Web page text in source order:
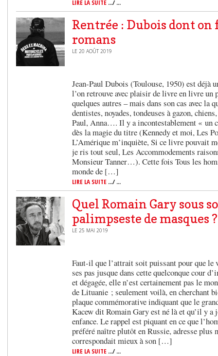
LIRE LA SUITE .../ ...
Rentrée : Dubois dont on
romans
LE 20 AOÛT 2019
Jean-Paul Dubois (Toulouse, 1950) est déjà
l’on retrouve avec plaisir de livre en livre un
quelques autres – mais dans son cas avec la
dentistes, noyades, tondeuses à gazon,
Paul, Anna…. Il y a incontestablement « un
dès la magie du titre (Kennedy et moi, Les
L’Amérique m’inquiète, Si ce livre pouvait
je ris tout seul, Les Accommodements
Monsieur Tanner…). Cette fois Tous les
monde de […]
LIRE LA SUITE .../ ...
Quel Romain Gary sous
palimpseste de masques ?
LE 25 MAI 2019
Faut-il que l’attrait soit puissant pour que le
ses pas jusque dans cette quelconque cour
et dégagée, elle n’est certainement pas le
de Lituanie ; seulement voilà, en cherchant
plaque commémorative indiquant que le
Kacew dit Romain Gary est né là et qu’il y a
enfance. Le rappel est piquant en ce que
préféré naître plutôt en Russie, adresse plus
correspondait mieux à son […]
LIRE LA SUITE .../ ...